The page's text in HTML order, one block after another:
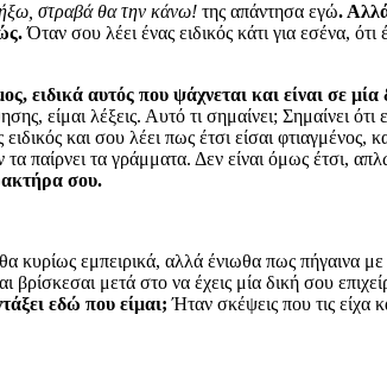
στραβά θα την κάνω! της απάντησα εγώ.
Όταν σου λέει ένας ειδικός κάτι για εσένα, ότι
αυτός που ψάχνεται και είναι σε μία
είμαι λέξεις. Αυτό τι σημαίνει; Σημαίνει
και σου λέει πως έτσι είσαι φτιαγμένος,
παίρνει τα γράμματα. Δεν είναι όμως έτσι,
σου.
εμπειρικά, αλλά ένιωθα πως πήγαινα
μετά στο να έχεις μία δική σου
εδώ που είμαι; Ήταν σκέψεις που τις είχα